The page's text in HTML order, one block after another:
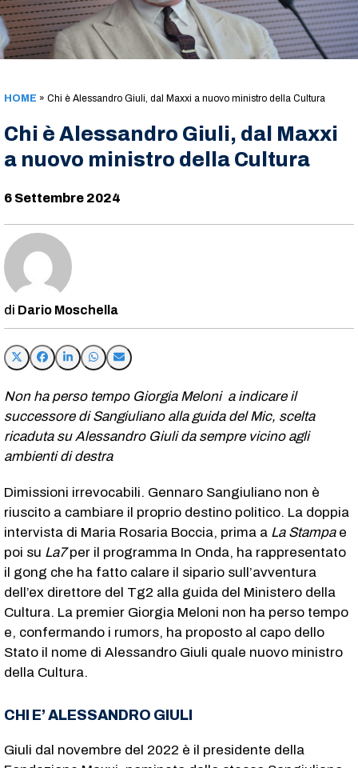
HOME » Chi è Alessandro Giuli, dal Maxxi a nuovo ministro della Cultura
Chi è Alessandro Giuli, dal Maxxi
a nuovo ministro della Cultura
6 Settembre 2024
Dario Moschella
Non ha perso tempo Giorgia Meloni a indicare il
successore di Sangiuliano alla guida del Mic, scelta
ricaduta su Alessandro Giuli da sempre vicino agli
ambienti di destra
Dimissioni irrevocabili. Gennaro Sangiuliano non è
riuscito a cambiare il proprio destino politico. La doppia
intervista di Maria Rosaria Boccia, prima a La Stampae
poi su La7per il programma In Onda, ha rappresentato
il gong che ha fatto calare il sipario sull’avventura
dell’ex direttore del Tg2 alla guida del Ministero della
Cultura. La premier Giorgia Meloni non ha perso tempo
e, confermando i rumors, ha proposto al capo dello
Stato il nome di Alessandro Giuli quale nuovo ministro
della Cultura.
CHI E’ ALESSANDRO GIULI
Giuli dal novembre del 2022 è il presidente della